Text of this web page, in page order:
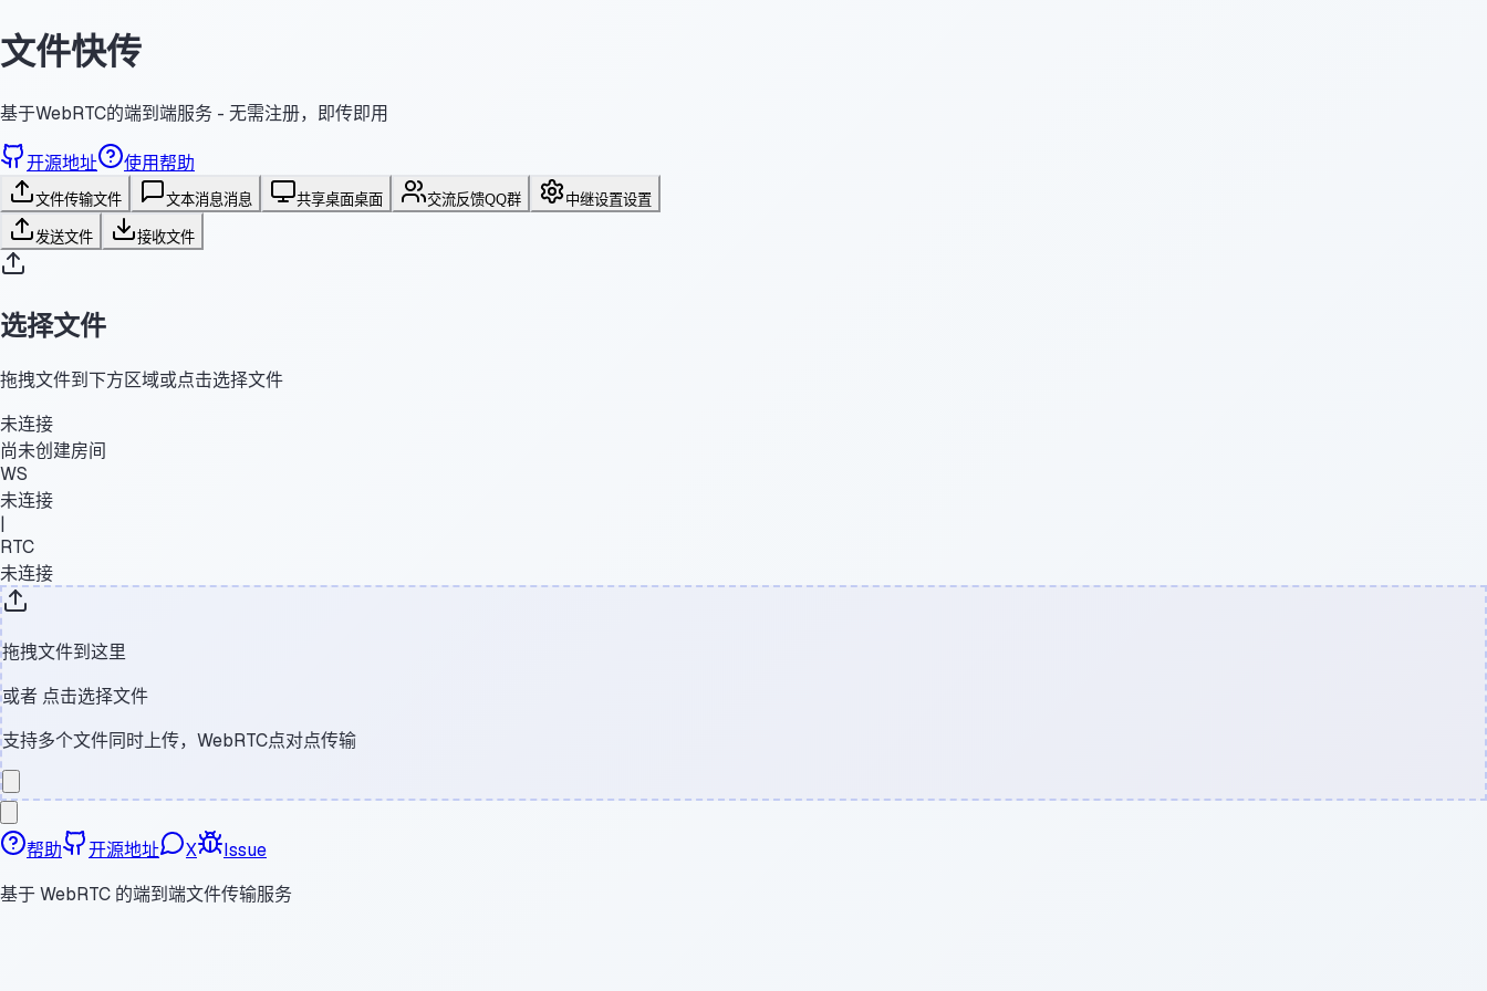
文件快传
基于WebRTC的端到端服务 - 无需注册，即传即用
开源地址 使用帮助
文件传输文件 文本消息消息 共享桌面桌面 交流反馈QQ群 中继设置设置
发送文件 接收文件
选择文件
拖拽文件到下方区域或点击选择文件
未连接
尚未创建房间
WS
未连接
|
RTC
未连接
拖拽文件到这里
或者 点击选择文件
支持多个文件同时上传，WebRTC点对点传输
帮助 开源地址 X
Issue
基于 WebRTC 的端到端文件传输服务